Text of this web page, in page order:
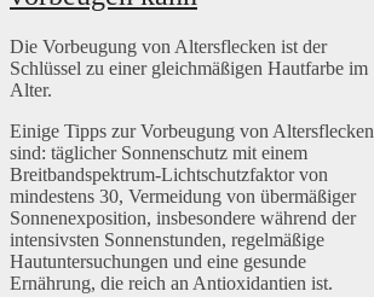
Die Vorbeugung von Altersflecken ist der
Schlüssel zu einer gleichmäßigen Hautfarbe im
Alter.
Einige Tipps zur Vorbeugung von Altersflecken
sind: täglicher Sonnenschutz mit einem
Breitbandspektrum-Lichtschutzfaktor von
mindestens 30, Vermeidung von übermäßiger
Sonnenexposition, insbesondere während der
intensivsten Sonnenstunden, regelmäßige
Hautuntersuchungen und eine gesunde
Ernährung, die reich an Antioxidantien ist.